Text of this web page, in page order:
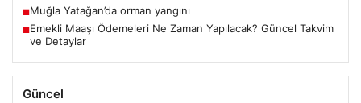
■Muğla Yatağan’da orman yangını
■Emekli Maaşı Ödemeleri Ne Zaman Yapılacak? Güncel Takvim
ve Detaylar
Güncel